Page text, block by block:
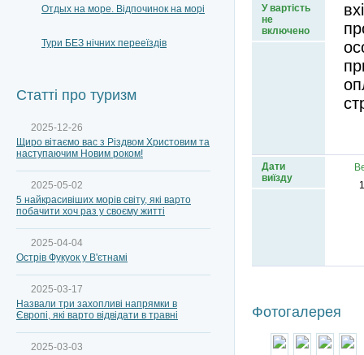
У вартість
не
включено
Дати
виїзду
Фотогалерея
Отдых на море. Відпочинок на морі
Тури БЕЗ нічних перееїздів
Статті про туризм
2025-12-26
Щиро вітаємо вас з Різдвом Христовим та
наступаючим Новим роком!
2025-05-02
5 найкрасивіших морів світу, які варто
побачити хоч раз у своєму житті
2025-04-04
Острів Фукуок у В'єтнамі
2025-03-17
Назвали три захопливі напрямки в
Європі, які варто відвідати в травні
2025-03-03